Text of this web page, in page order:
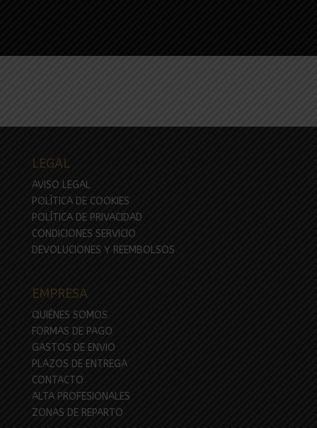
LEGAL
AVISO LEGAL
POLÍTICA DE COOKIES
POLÍTICA DE PRIVACIDAD
CONDICIONES SERVICIO
DEVOLUCIONES Y REEMBOLSOS
EMPRESA
QUIÉNES SOMOS
FORMAS DE PAGO
GASTOS DE ENVIO
PLAZOS DE ENTREGA
CONTACTO
ALTA PROFESIONALES
ZONAS DE REPARTO